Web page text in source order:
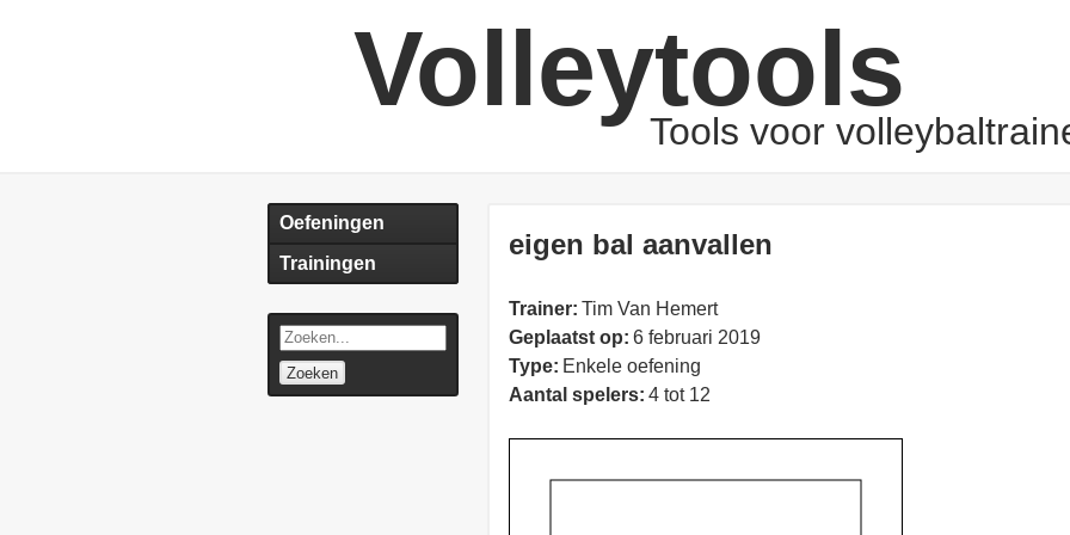
Volleytools
Tools voor
Oefeningen
Trainingen
Zoeken
eigen bal aanvallen
Trainer: Tim Van Hemert
Geplaatst op: 6 februari 2019
Type: Enkele oefening
Aantal spelers: 4 tot 12